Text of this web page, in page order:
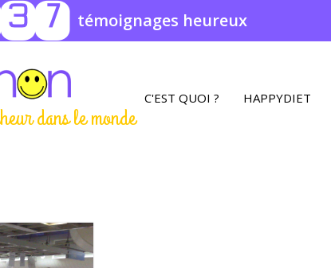
témoignages heureux
dans le monde
C'EST QUOI ? HAPPYDIET